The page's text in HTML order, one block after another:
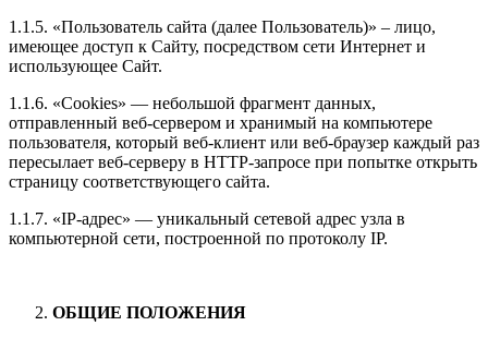
1.1.5. «Пользователь сайта (далее Пользователь)» – лицо,
имеющее доступ к Сайту, посредством сети Интернет и
использующее Сайт.
1.1.6. «Cookies» — небольшой фрагмент данных,
отправленный веб-сервером и хранимый на компьютере
пользователя, который веб-клиент или веб-браузер каждый раз
пересылает веб-серверу в HTTP-запросе при попытке открыть
страницу соответствующего сайта.
1.1.7. «IP-адрес» — уникальный сетевой адрес узла в
компьютерной сети, построенной по протоколу IP.
ОБЩИЕ ПОЛОЖЕНИЯ